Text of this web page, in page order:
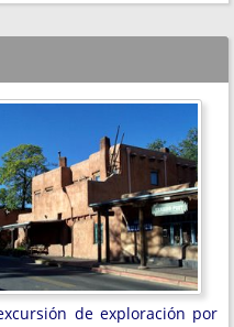
de exploración por